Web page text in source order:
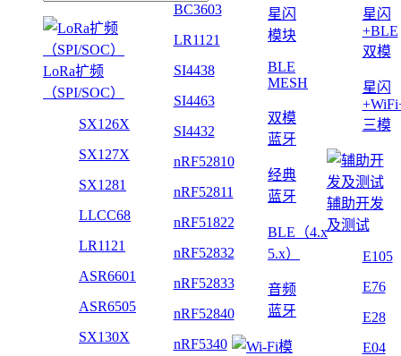
LoRa扩频
（SPI/SOC）
SX126X
SX127X
SX1281
LLCC68
LR1121
ASR6601
ASR6505
SX130X
BC3603
LR1121
SI4438
SI4463
SI4432
nRF52810
nRF52811
nRF51822
nRF52832
nRF52833
nRF52840
nRF5340
星闪
模块
BLE
MESH
双模
蓝牙
经典
蓝牙
BLE（4.x
5.x）
音频
蓝牙
星闪
+BLE
双模
星闪
三模
辅助开发
及测试
E105
E76
E28
E04